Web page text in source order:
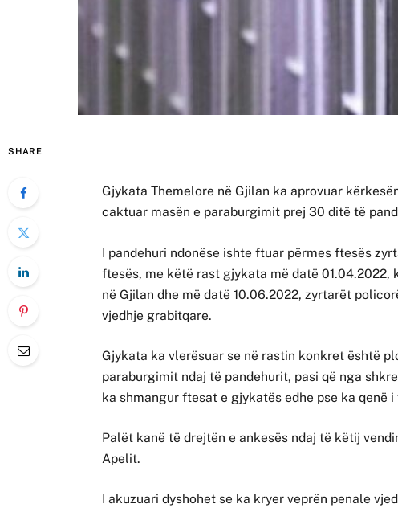
SHARE
Gjykata Themelore në Gjilan ka aprovuar
caktuar masën e paraburgimit prej 30 ditë të
I pandehuri ndonëse ishte ftuar përmes ftesës
ftesës, me këtë rast gjykata më datë
në Gjilan dhe më datë 10.06.2022, zyrtarët
vjedhje grabitqare.
Gjykata ka vlerësuar se në rastin konkret është
paraburgimit ndaj të pandehurit, pasi që nga
ka shmangur ftesat e gjykatës edhe pse ka qenë
Palët kanë të drejtën e ankesës ndaj të këtij
Apelit.
I akuzuari dyshohet se ka kryer veprën penale